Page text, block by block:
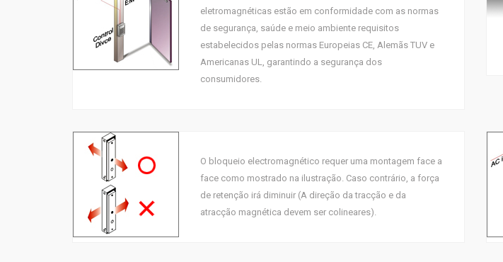
eletromagnéticas estão em conformidade com as normas
de segurança, saúde e meio ambiente requisitos
estabelecidos pelas normas Europeias CE, Alemãs TUV e
Americanas UL, garantindo a segurança dos
consumidores.
O bloqueio electromagnético requer uma montagem face a
face como mostrado na ilustração. Caso contrário, a força
de retenção irá diminuir (A direção da tracção e da
atracção magnética devem ser colineares).